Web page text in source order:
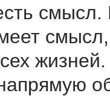
смысл.